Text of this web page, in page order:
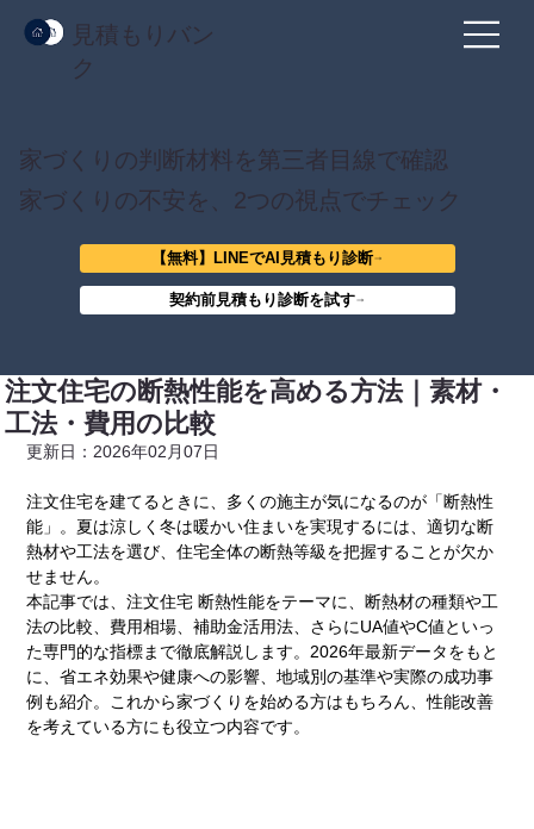
見積もりバン
ク
家づくりの判断材料を第三者目線で確認
家づくりの不安を、2つの視点でチェック
【無料】LINEでAI見積もり診断
契約前見積もり診断を試す
注文住宅の断熱性能を高める方法｜素材・
工法・費用の比較
更新日：2026年02月07日
注文住宅を建てるときに、多くの施主が気になるのが「断熱性
能」。夏は涼しく冬は暖かい住まいを実現するには、適切な断
熱材や工法を選び、住宅全体の断熱等級を把握することが欠か
せません。
本記事では、注文住宅 断熱性能をテーマに、断熱材の種類や工
法の比較、費用相場、補助金活用法、さらにUA値やC値といっ
た専門的な指標まで徹底解説します。2026年最新データをもと
に、省エネ効果や健康への影響、地域別の基準や実際の成功事
例も紹介。これから家づくりを始める方はもちろん、性能改善
を考えている方にも役立つ内容です。